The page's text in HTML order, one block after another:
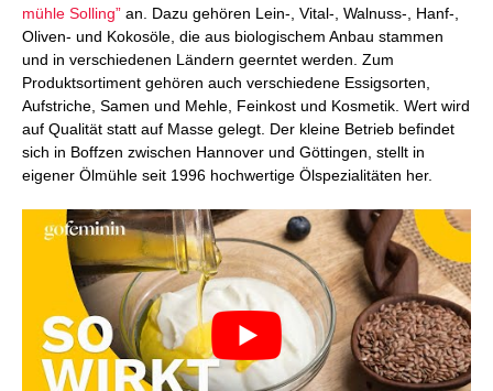
mühle Solling” an. Dazu gehören Lein-, Vital-, Walnuss-, Hanf-,
Oliven- und Kokosöle, die aus biologischem Anbau stammen
und in verschiedenen Ländern geerntet werden. Zum
Produktsortiment gehören auch verschiedene Essigsorten,
Aufstriche, Samen und Mehle, Feinkost und Kosmetik. Wert wird
auf Qualität statt auf Masse gelegt. Der kleine Betrieb befindet
sich in Boffzen zwischen Hannover und Göttingen, stellt in
eigener Ölmühle seit 1996 hochwertige Ölspezialitäten her.